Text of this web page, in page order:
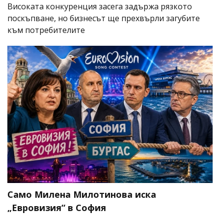
Високата конкуренция засега задържа рязкото
поскъпване, но бизнесът ще прехвърли загубите
към потребителите
Само Милена Милотинова иска
„Евровизия“ в София